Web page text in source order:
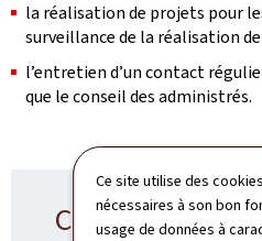
Ce site utilise des
nécessaires à son bon
usage de données à
la réalisation de projets pour
surveillance de la réalisation
l’entretien d’un contact
que le conseil des administrés.
Contact SRRD